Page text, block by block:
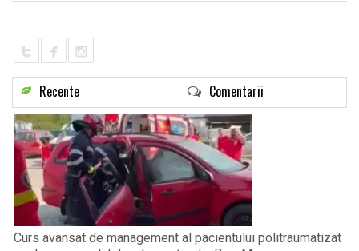
Recente Comentarii
Curs avansat de management al pacientului politraumatizat